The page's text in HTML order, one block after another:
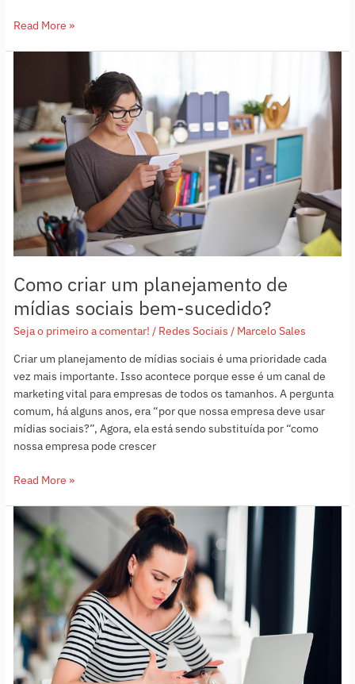
Read More »
Como criar um planejamento de
mídias sociais bem-sucedido?
Seja o primeiro a comentar! / Redes Sociais / Marcelo Sales
Criar um planejamento de mídias sociais é uma prioridade cada
vez mais importante. Isso acontece porque esse é um canal de
marketing vital para empresas de todos os tamanhos. A pergunta
comum, há alguns anos, era “por que nossa empresa deve usar
mídias sociais?”, Agora, ela está sendo substituída por “como
nossa empresa pode crescer
planejamento
de
mídias
sociais
bem-
sucedido?
Read More »
Fim
dos
likes
do
Instagram.
E
agora?